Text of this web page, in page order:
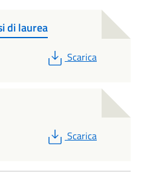
di laurea
PDF
Scarica
PDF
Scarica